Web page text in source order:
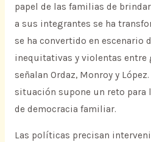
papel de las familias de
a sus integrantes se ha
se ha convertido en escenario
inequitativas y violentas entre
señalan Ordaz, Monroy y
situación supone un reto para
de democracia familiar.
Las políticas precisan